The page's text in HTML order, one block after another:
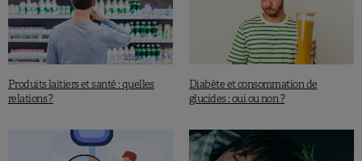
Produits laitiers et santé : quelles
relations ?
Diabète et consommation de
glucides : oui ou non ?